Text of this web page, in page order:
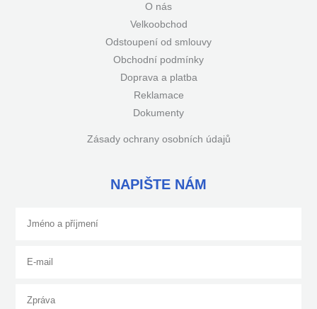
O nás
Velkoobchod
Odstoupení od smlouvy
Obchodní podmínky
Doprava a platba
Reklamace
Dokumenty
Zásady ochrany osobních údajů
NAPIŠTE NÁM